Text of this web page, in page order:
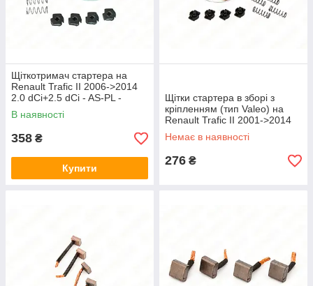
Щіткотримач стартера на
Renault Trafic II 2006->2014
2.0 dCi+2.5 dCi - AS-PL -
SBH3008
В наявності
358 ₴
Купити
Щітки стартера в зборі з
кріпленням (тип Valeo) на
Renault Trafic II 2001->2014
— PROFIT - PR7136-0763
Немає в наявності
276 ₴